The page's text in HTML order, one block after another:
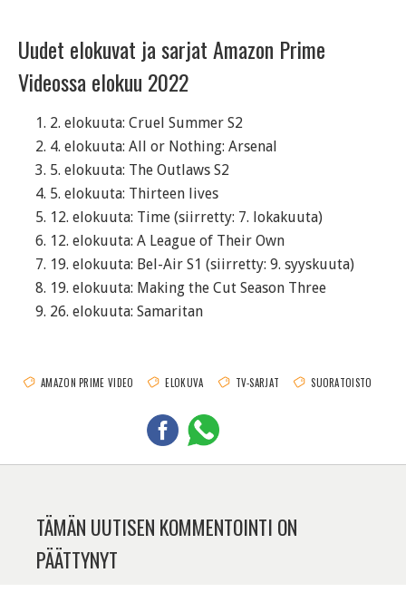
Uudet elokuvat ja sarjat Amazon Prime
Videossa elokuu 2022
2. elokuuta: Cruel Summer S2
4. elokuuta: All or Nothing: Arsenal
5. elokuuta: The Outlaws S2
5. elokuuta: Thirteen lives
12. elokuuta: Time (siirretty: 7. lokakuuta)
12. elokuuta: A League of Their Own
19. elokuuta: Bel-Air S1 (siirretty: 9. syyskuuta)
19. elokuuta: Making the Cut Season Three
26. elokuuta: Samaritan
AMAZON PRIME VIDEO ELOKUVA TV-SARJAT SUORATOISTO
TÄMÄN UUTISEN KOMMENTOINTI ON
PÄÄTTYNYT